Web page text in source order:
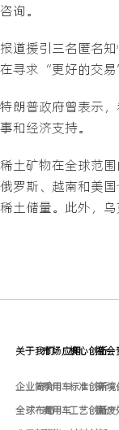
咨询。
报道援引三名匿名
在寻求“更好的交易
特朗普政府曾表示
事和经济支持。
稀土矿物在全球范
俄罗斯、越南和美
稀土储量。此外，
关于我们
企业简介
全球布局
市场应用
乘用车
商用车
核心创新
标准创新
工艺创新
社会
环境
固废